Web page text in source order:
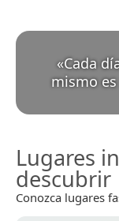
«Cada
mismo
Lugares
descubrir
Conozca lugares